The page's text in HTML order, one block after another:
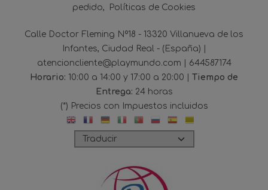
pedido
Políticas de Cookies
Calle Doctor Fleming Nº18 - 13320 Villanueva de los
Infantes, Ciudad Real - (España) |
atencioncliente@playmundo.com | 644587174
Horario: 10:00 a 14:00 y 17:00 a 20:00 | Tiempo de
Entrega: 24 horas
(*) Precios con Impuestos incluidos